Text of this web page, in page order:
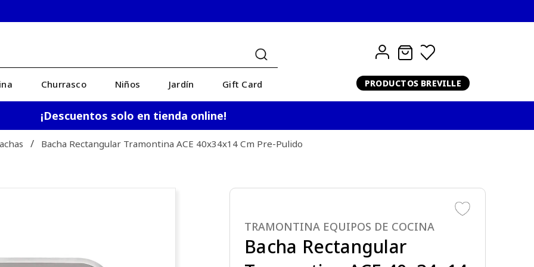
Churrasco Niños Jardín Gift Card PRODUCTOS BREVILLE
¡Descuentos solo en tienda online!
Bacha Rectangular Tramontina ACE 40x34x14 Cm Pre-Pulido
TRAMONTINA EQUIPOS DE COCINA
Bacha Rectangular